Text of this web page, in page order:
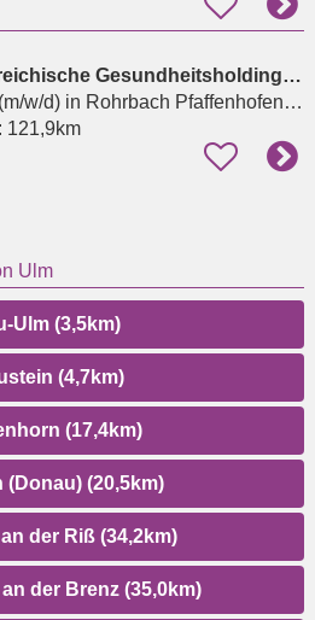
Oberösterreichische Gesundheitsholding GmbH
w/d)in Rohrbach Pfaffenhofen an der Ilm
121,9km
Ulm
Ulm (3,5km)
(4,7km)
(17,4km)
(Donau) (20,5km)
der Riß (34,2km)
der Brenz (35,0km)